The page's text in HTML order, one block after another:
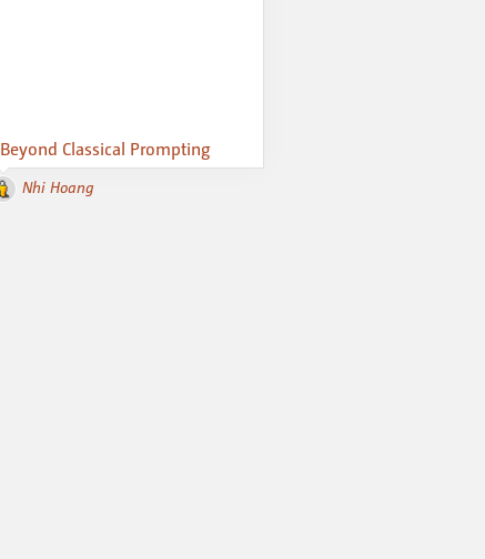
Beyond Classical Prompting
Nhi Hoang